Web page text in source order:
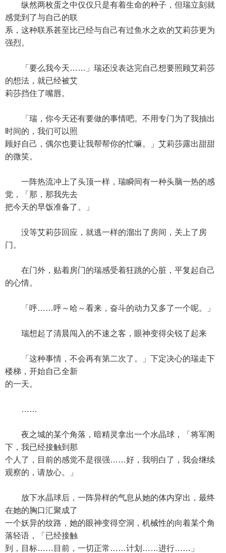
纵然两枚蛋之中仅仅只是有着生命的种子，但瑞立刻就
感觉到了与自己的联
系，这种联系甚至比已经与自己有过鱼水之欢的艾莉莎更为
强烈。
「要么我今天……」瑞还没表达完自己想要照顾艾莉莎
的想法，就已经被艾
莉莎挡住了嘴唇。
「瑞，你今天还有要做的事情吧。不用专门为了我抽出
时间的，我们可以照
顾好自己，偶尔也要让我帮帮你的忙嘛。」艾莉莎露出甜甜
的微笑。
一阵热流冲上了头顶一样，瑞瞬间有一种头脑一热的感
觉，「那，那我先去
把今天的早饭准备了。」
没等艾莉莎回应，就逃一样的溜出了房间，关上了房
门。
在门外，贴着房门的瑞感受着狂跳的心脏，平复起自己
的心情。
「呼……呼～哈～看来，奋斗的动力又多了一个呢。」
瑞想起了清晨闯入的不速之客，眼神变得尖锐了起来
「这种事情，不会再有第二次了。」下定决心的瑞走下
楼梯，开始自己全新
的一天。
……
夜之城的某个角落，暗精灵拿出一个水晶球，「将军阁
下，我已经接触到那
个人了，目前的感觉不是很强……好，我明白了，我会继续
观察的，请放心。」
放下水晶球后，一阵异样的气息从她的体内穿出，最终
在她的胸口汇聚成了
一个妖异的纹路，她的眼神变得空洞，机械性的向着某个角
落轻语，「已经接触
到，目标……目前，一切正常……计划……进行……」